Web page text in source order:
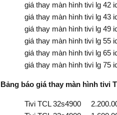
giá thay màn hình tivi lg 42 ich
giá thay màn hình tivi lg 43 ich
giá thay màn hình tivi lg 49 ich
giá thay màn hình tivi lg 55 ich
giá thay màn hình tivi lg 65 ich
giá thay màn hình tivi lg 75 ich
Bảng báo giá thay màn hình tivi
Tivi TCL 32s4900